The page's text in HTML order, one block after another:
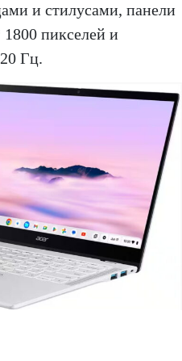
и стилусами, панели
пикселей и
Гц.